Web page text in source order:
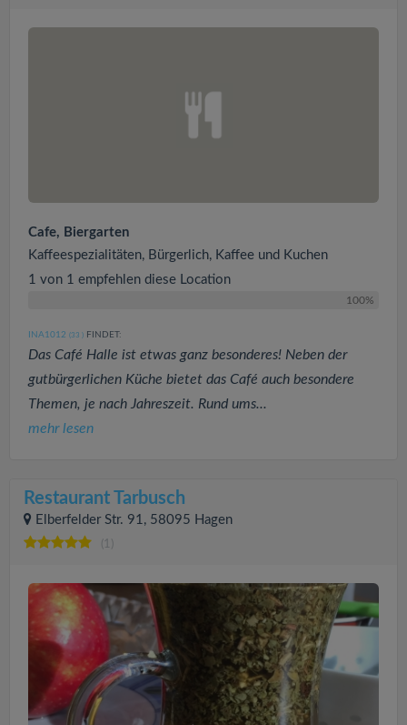
Cafe, Biergarten
Kaffeespezialitäten, Bürgerlich, Kaffee und Kuchen
1 von 1 empfehlen diese Location
100%
INA1012 (33 ) FINDET:
Das Café Halle ist etwas ganz besonderes! Neben der
gutbürgerlichen Küche bietet das Café auch besondere
Themen, je nach Jahreszeit. Rund ums...
mehr lesen
Restaurant Tarbusch
Elberfelder Str. 91, 58095 Hagen
(1)